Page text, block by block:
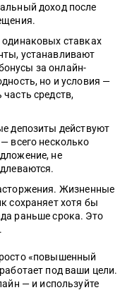
доход после
ставках
устанавливают
за онлайн-
но и условия —
средств,
депозиты действуют
всего несколько
не
Жизненные
сохраняет хотя бы
раньше срока. Это
«повышенный
под ваши цели.
— и используйте